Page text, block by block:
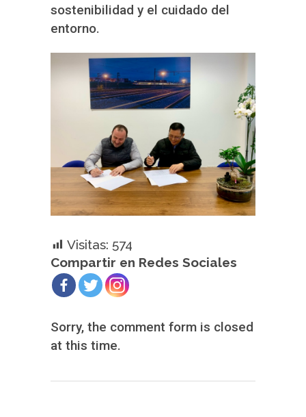
sostenibilidad y el cuidado del
entorno.
Visitas: 574
Compartir en Redes Sociales
Sorry, the comment form is closed
at this time.